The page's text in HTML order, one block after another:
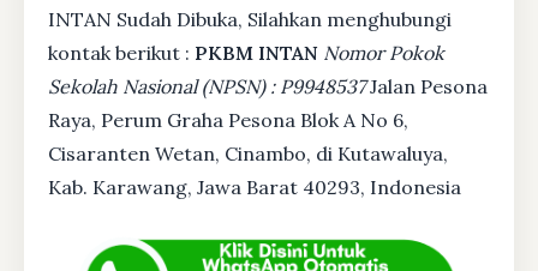
INTAN Sudah Dibuka, Silahkan menghubungi
kontak berikut : PKBM INTAN Nomor Pokok
Sekolah Nasional (NPSN) : P9948537Jalan Pesona
Raya, Perum Graha Pesona Blok A No 6,
Cisaranten Wetan, Cinambo, di Kutawaluya,
Kab. Karawang, Jawa Barat 40293, Indonesia